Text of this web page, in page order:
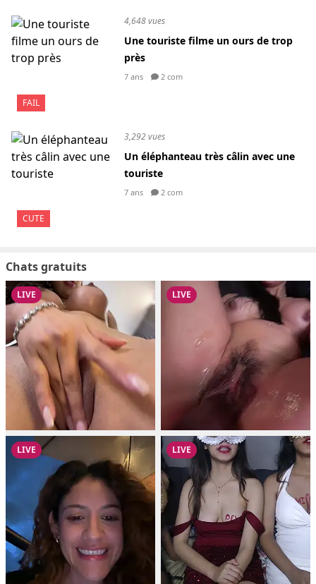
FAIL
4,648 vues
Une touriste filme un ours de trop
près
7 ans 2 com
CUTE
3,292 vues
Un éléphanteau très câlin avec une
touriste
7 ans 2 com
Chats gratuits